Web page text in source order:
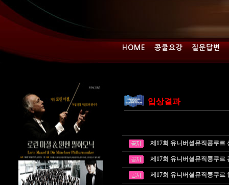
HOME 콩쿨요강 질문답변
입상결과
제17회 유니버셜뮤직콩쿠르
제17회 유니버셜뮤직콩쿠르
제17회 유니버셜뮤직콩쿠르